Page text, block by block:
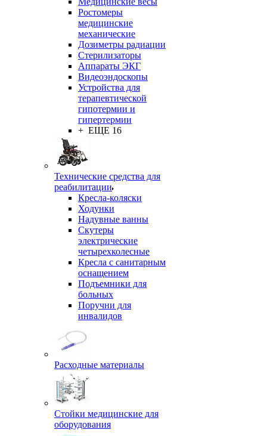
Ростомеры
медицинские
механические
Дозиметры радиации
Стерилизаторы
Аппараты ЭКГ
Видеоэндоскопы
Устройства для
терапевтической
гипотермии и
гипертермии
+ ЕЩЕ 16
Технические средства для
реабилитации
Кресла-коляски
Ходунки
Надувные ванны
Скутеры
электрические
четырехколесные
Кресла с санитарным
оснащением
Подъемники для
больных
Поручни для
инвалидов
Расходные материалы
Стойки медицинские для
оборудования